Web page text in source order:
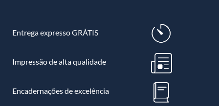
Entrega expresso GRÁTIS
Impressão de alta qualidade
Encadernações de excelência